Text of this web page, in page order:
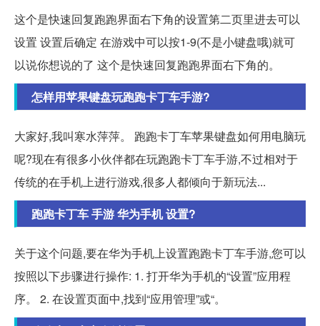
这个是快速回复跑跑界面右下角的设置第二页里进去可以
设置 设置后确定 在游戏中可以按1-9(不是小键盘哦)就可
以说你想说的了 这个是快速回复跑跑界面右下角的。
怎样用苹果键盘玩跑跑卡丁车手游?
大家好,我叫寒水萍萍。 跑跑卡丁车苹果键盘如何用电脑玩
呢?现在有很多小伙伴都在玩跑跑卡丁车手游,不过相对于
传统的在手机上进行游戏,很多人都倾向于新玩法...
跑跑卡丁车 手游 华为手机 设置?
关于这个问题,要在华为手机上设置跑跑卡丁车手游,您可以
按照以下步骤进行操作: 1. 打开华为手机的“设置”应用程
序。 2. 在设置页面中,找到“应用管理”或“。